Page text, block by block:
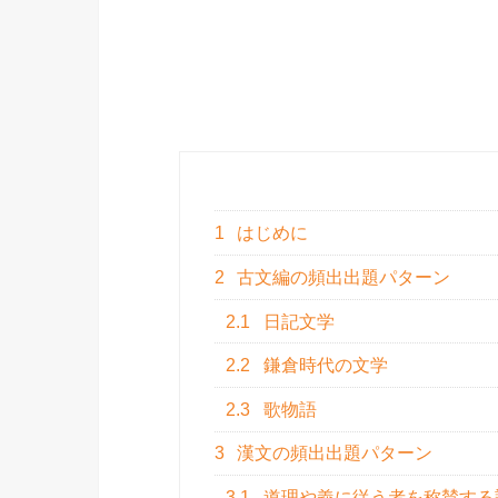
1 はじめに
2 古文編の頻出出題パターン
2.1 日記文学
2.2 鎌倉時代の文学
2.3 歌物語
3 漢文の頻出出題パターン